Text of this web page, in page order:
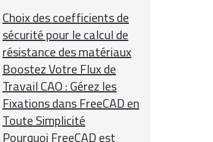
Choix des coefficients de
sécurité pour le calcul de
résistance des matériaux
Boostez Votre Flux de
Travail CAO : Gérez les
Fixations dans FreeCAD en
Toute Simplicité
Pourquoi FreeCAD est